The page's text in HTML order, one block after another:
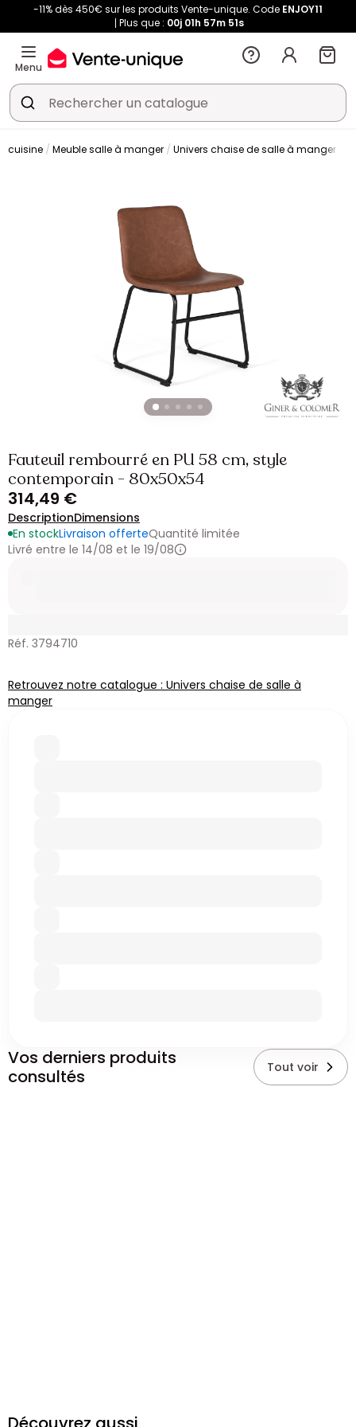
-11% dès 450€ sur les produits Vente-unique. Code ENJOY11
Plus que : 00j 01h 57m 50s
Menu
cuisine Meuble salle à manger Univers chaise de salle à manger
Fauteuil rembourré en PU 58 cm, style
contemporain - 80x50x54
314,49 €
DescriptionDimensions
En stockLivraison offerteQuantité limitée
Livré entre le 14/08 et le 19/08
Réf. 3794710
Retrouvez notre catalogue : Univers chaise de salle à
manger
Vos derniers produits
consultés
Tout voir